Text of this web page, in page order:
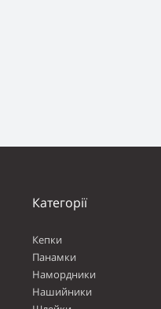
Категорії
Кепки
Панамки
Намордники
Нашийники